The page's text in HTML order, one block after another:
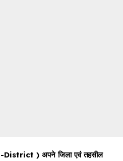
District ) अपने जिला एवं तहसील